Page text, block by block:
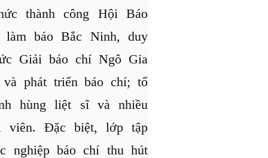
thành công Hội Báo
báo Bắc Ninh, duy
Giải báo chí Ngô Gia
phát triển báo chí; tổ
hùng liệt sĩ và nhiều
viên. Đặc biệt, lớp tập
nghiệp báo chí thu hút